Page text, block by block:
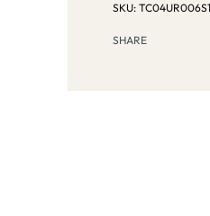
TC04UR006S1
SHARE